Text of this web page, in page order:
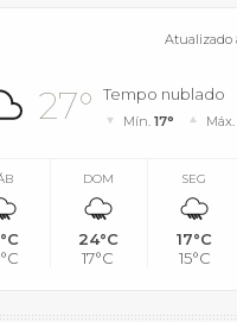
Atualizado
27° Tempo nublado
Mín.17° Máx.
DOM
24°C
17°C
SEG
17°C
15°C